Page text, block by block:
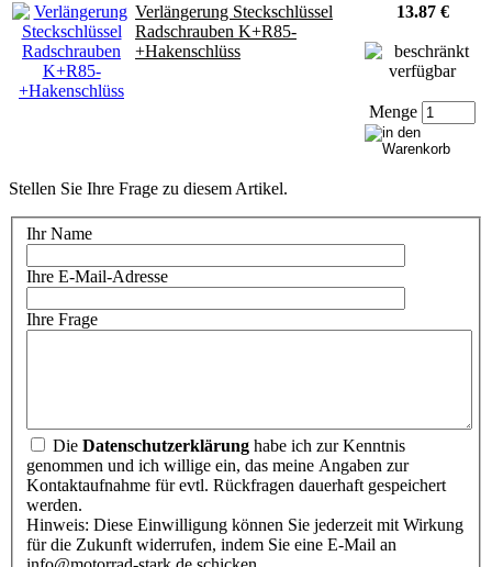
Verlängerung Steckschlüssel
Radschrauben K+R85-
+Hakenschlüss
13.87 €
Menge
Stellen Sie Ihre Frage zu diesem Artikel.
Ihr Name
Ihre E-Mail-Adresse
Ihre Frage
Die Datenschutzerklärung habe ich zur Kenntnis
genommen und ich willige ein, das meine Angaben zur
Kontaktaufnahme für evtl. Rückfragen dauerhaft gespeichert
werden.
Hinweis: Diese Einwilligung können Sie jederzeit mit Wirkung
für die Zukunft widerrufen, indem Sie eine E-Mail an